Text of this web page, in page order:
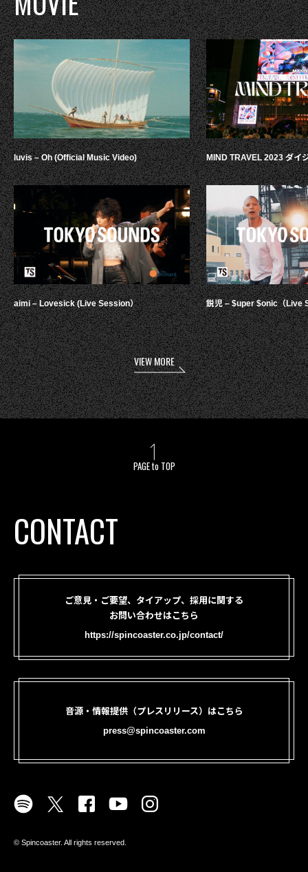
luvis – Oh (Official Music Video)
aimi – Lovesick (Live Session）
MIND TRAVEL 2023 ダイ
鋭児 – $uper $onic（Live
VIEW MORE
PAGE to TOP
CONTACT
ご意見・ご要望、タイアップ、採用に関する
お問い合わせはこちら
https://spincoaster.co.jp/contact/
音源・情報提供（プレスリリース）はこちら
press@spincoaster.com
©︎ Spincoaster. All rights reserved.